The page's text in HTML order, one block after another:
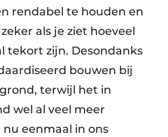
rendabel te houden en
als je ziet hoeveel
tekort zijn. Desondanks
bouwen bij
terwijl het in
wel al veel meer
eenmaal in ons